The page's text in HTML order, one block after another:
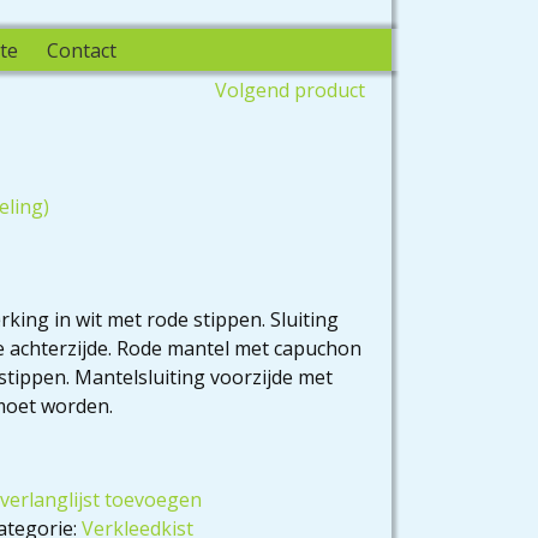
Contact
Volgend product
in wit met rode stippen. Sluiting
Rode mantel met capuchon
Mantelsluiting voorzijde met
worden.
toevoegen
Verkleedkist